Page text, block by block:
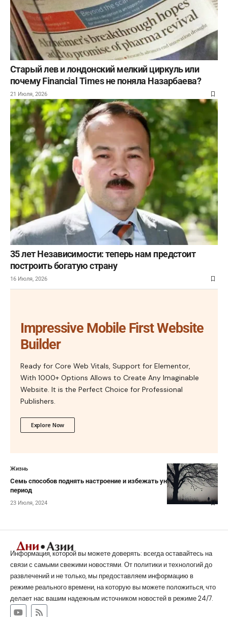
Старый лев и лондонский мелкий циркуль или
почему Financial Times не поняла Назарбаева?
21 Июля, 2026
35 лет Независимости: теперь нам предстоит
построить богатую страну
16 Июля, 2026
Impressive Mobile First Website
Builder
Ready for Core Web Vitals, Support for Elementor,
With 1000+ Options Allows to Create Any Imaginable
Website. It is the Perfect Choice for Professional
Publishers.
Explore Now
Жизнь
Семь способов поднять настроение и избежать уныния в осенний
период
23 Июля, 2024
Информация, которой вы можете доверять: всегда оставайтесь на
связи с самыми свежими новостями. От политики и технологий до
развлечений и не только, мы предоставляем информацию в
режиме реального времени, на которую вы можете положиться, что
делает нас вашим надежным источником новостей в режиме 24/7.